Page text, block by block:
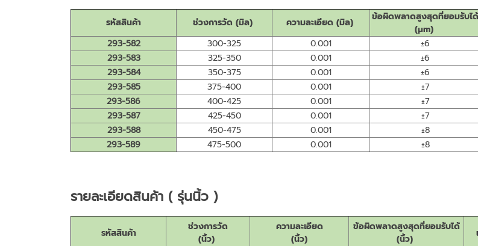
รหัสสินค้า ช่วงการวัด (มิล) ความละเอียด (มิล)
ข้อผิดพลาดสูงสุดที่ยอมรับได้
(μm)
293-582
300-325 0.001 ±6
293-583
325-350 0.001 ±6
293-584
350-375 0.001 ±6
293-585
375-400 0.001 ±7
293-586
400-425 0.001 ±7
293-587
425-450 0.001 ±7
293-588
450-475 0.001 ±8
293-589
475-500 0.001 ±8
รายละเอียดสินค้า ( รุ่นนิ้ว )
รหัสสินค้า
ช่วงการวัด
(นิ้ว)
ความละเอียด
(นิ้ว)
ข้อผิดพลาดสูงสุดที่ยอมรับได้
(นิ้ว)